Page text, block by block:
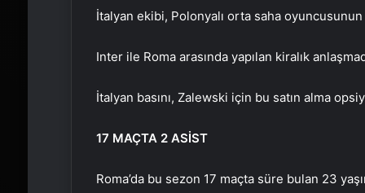
İtalyan ekibi, Polonyalı orta saha
Inter ile Roma arasında yapılan kiralık
İtalyan basını, Zalewski için bu satın alma
17 MAÇTA 2 ASİST
Roma’da bu sezon 17 maçta süre bulan 23